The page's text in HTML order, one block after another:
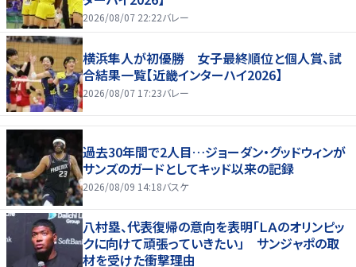
2026/08/07 22:22バレー
横浜隼人が初優勝 女子最終順位と個人賞、試
合結果一覧【近畿インターハイ2026】
2026/08/07 17:23バレー
過去30年間で2人目…ジョーダン・グッドウィンが
サンズのガードとしてキッド以来の記録
2026/08/09 14:18バスケ
八村塁、代表復帰の意向を表明「ＬＡのオリンピッ
クに向けて頑張っていきたい」 サンジャポの取
材を受けた衝撃理由